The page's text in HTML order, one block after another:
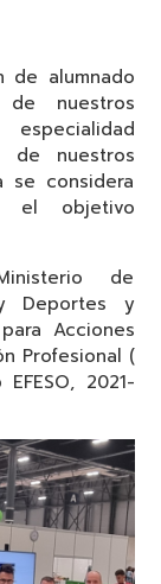
de alumnado
nuestros
de nuestros
se considera
el objetivo
de
y Deportes y
Acciones
Profesional (
2021-